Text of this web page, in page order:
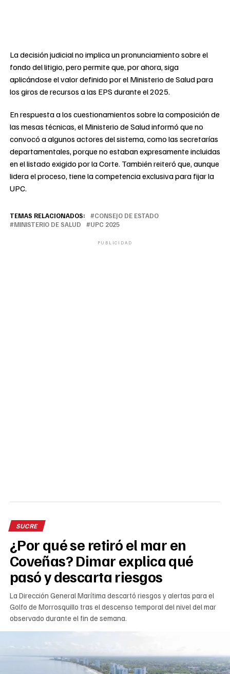
La decisión judicial no implica un pronunciamiento sobre el
fondo del litigio, pero permite que, por ahora, siga
aplicándose el valor definido por el Ministerio de Salud para
los giros de recursos a las EPS durante el 2025.
En respuesta a los cuestionamientos sobre la composición de
las mesas técnicas, el Ministerio de Salud informó que no
convocó a algunos actores del sistema, como las secretarías
departamentales, porque no estaban expresamente incluidas
en el listado exigido por la Corte. También reiteró que, aunque
lidera el proceso, tiene la competencia exclusiva para fijar la
UPC.
TEMAS RELACIONADOS:
CONSEJO DE ESTADO
MINISTERIO DE SALUD
UPC 2025
PUBLICIDAD
SUCRE
¿Por qué se retiró el mar en
Coveñas? Dimar explica qué
pasó y descarta riesgos
La Dirección General Marítima descartó riesgos y alertas para el
Golfo de Morrosquillo tras el descenso temporal del nivel del mar
observado durante el fin de semana.